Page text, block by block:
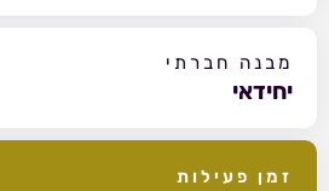
מבנה חברתי
יחידאי
זמן פעילות